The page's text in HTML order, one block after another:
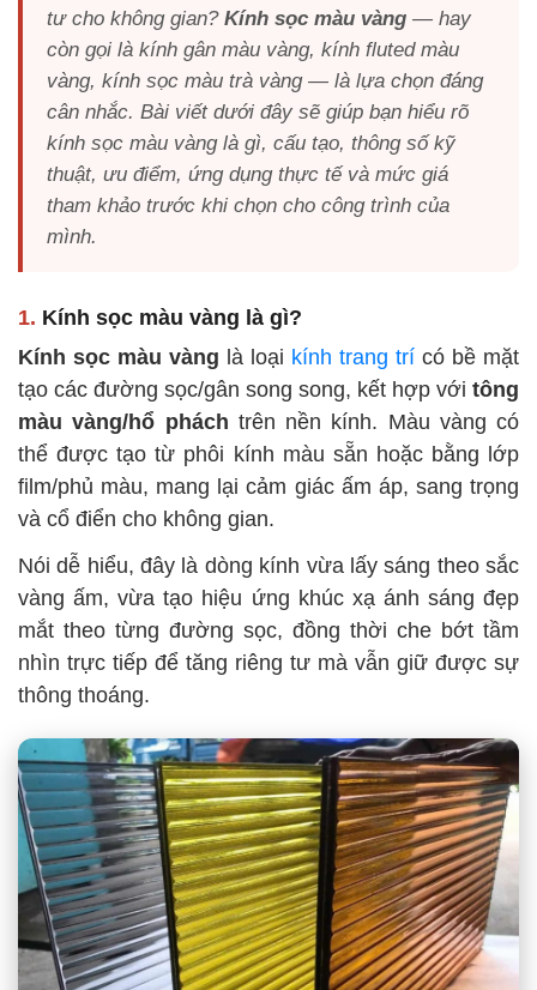
tư cho không gian? Kính sọc màu vàng — hay
còn gọi là kính gân màu vàng, kính fluted màu
vàng, kính sọc màu trà vàng — là lựa chọn đáng
cân nhắc. Bài viết dưới đây sẽ giúp bạn hiểu rõ
kính sọc màu vàng là gì, cấu tạo, thông số kỹ
thuật, ưu điểm, ứng dụng thực tế và mức giá
tham khảo trước khi chọn cho công trình của
mình.
1. Kính sọc màu vàng là gì?
Kính sọc màu vàng là loại kính trang trí có bề mặt
tạo các đường sọc/gân song song, kết hợp với tông
màu vàng/hổ phách trên nền kính. Màu vàng có
thể được tạo từ phôi kính màu sẵn hoặc bằng lớp
film/phủ màu, mang lại cảm giác ấm áp, sang trọng
và cổ điển cho không gian.
Nói dễ hiểu, đây là dòng kính vừa lấy sáng theo sắc
vàng ấm, vừa tạo hiệu ứng khúc xạ ánh sáng đẹp
mắt theo từng đường sọc, đồng thời che bớt tầm
nhìn trực tiếp để tăng riêng tư mà vẫn giữ được sự
thông thoáng.